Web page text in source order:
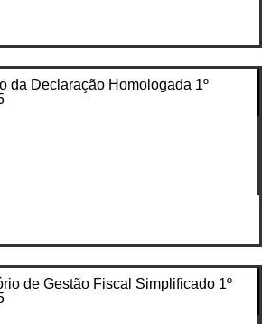
da Declaração Homologada 1º
de Gestão Fiscal Simplificado 1º